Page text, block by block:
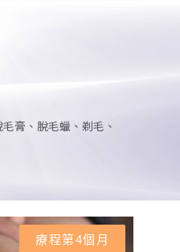
膏、脫毛蠟、剃毛、